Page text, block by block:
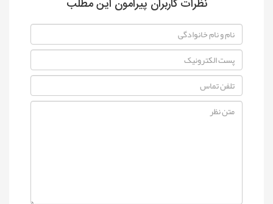
نظرات کاربران پیرامون این مطلب